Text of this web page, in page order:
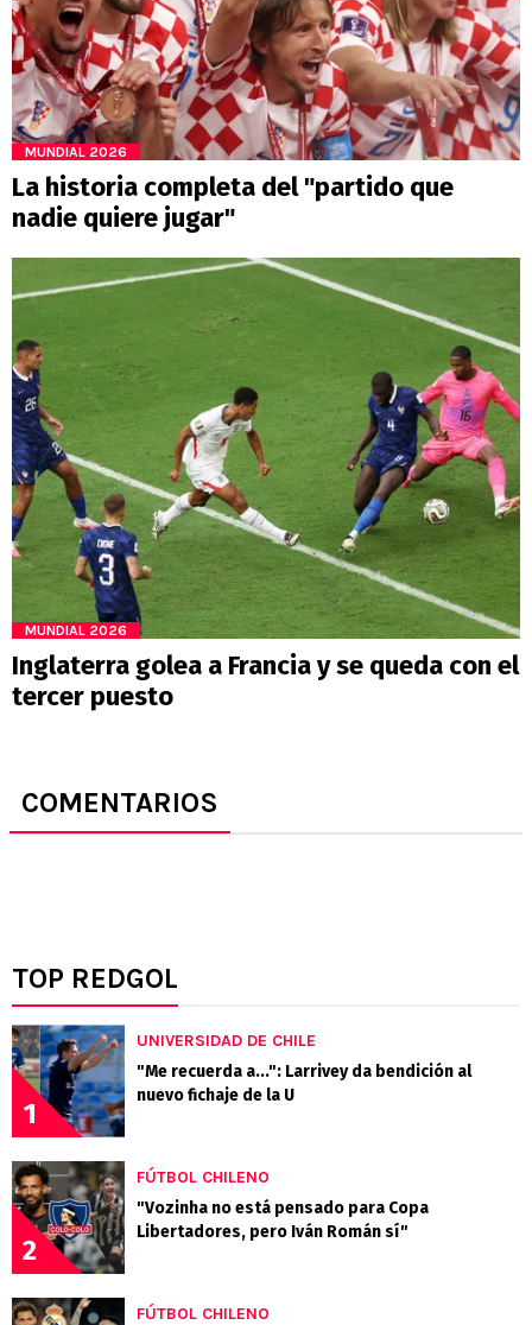
MUNDIAL 2026
La historia completa del "partido que
nadie quiere jugar"
MUNDIAL 2026
Inglaterra golea a Francia y se queda con el
tercer puesto
COMENTARIOS
TOP REDGOL
1
UNIVERSIDAD DE CHILE
"Me recuerda a...": Larrivey da bendición al
nuevo fichaje de la U
2
FÚTBOL CHILENO
"Vozinha no está pensado para Copa
Libertadores, pero Iván Román sí"
FÚTBOL CHILENO